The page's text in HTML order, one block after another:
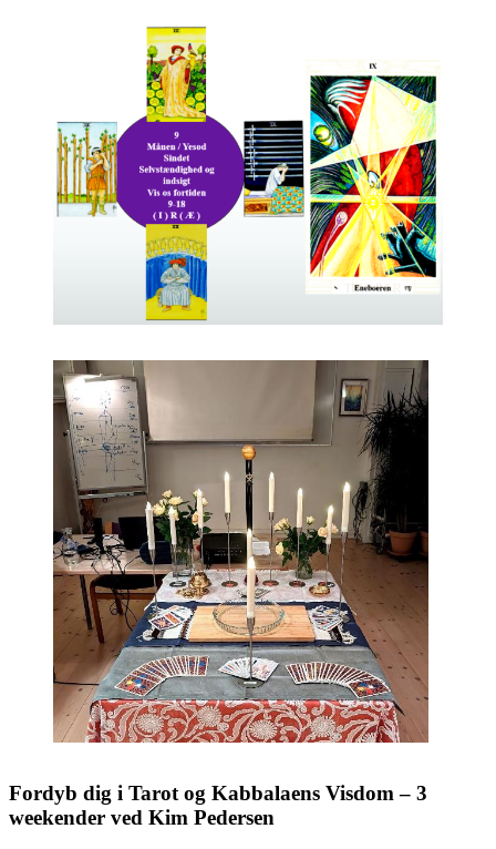
Fordyb dig i Tarot og Kabbalaens Visdom – 3
weekender ved Kim Pedersen